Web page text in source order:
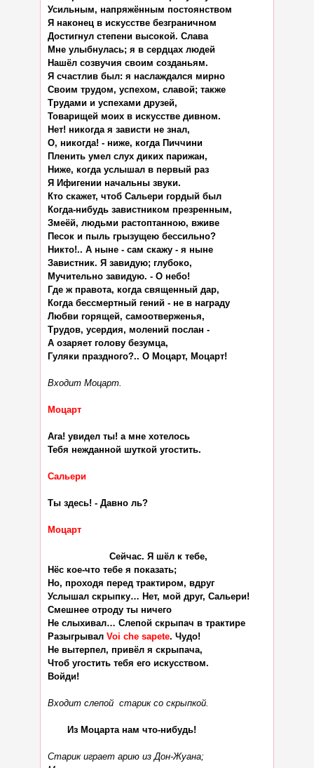
Усильным, напряжённым постоянством
Я наконец в искусстве безграничном
Достигнул степени высокой. Слава
Мне улыбнулась; я в сердцах людей
Нашёл созвучия своим созданьям.
Я счастлив был: я наслаждался мирно
Своим трудом, успехом, славой; также
Трудами и успехами друзей,
Товарищей моих в искусстве дивном.
Нет! никогда я зависти не знал,
О, никогда! - ниже, когда Пиччини
Пленить умел слух диких парижан,
Ниже, когда услышал в первый раз
Я Ифигении начальны звуки.
Кто скажет, чтоб Сальери гордый был
Когда-нибудь завистником презренным,
Змеёй, людьми растоптанною, вживе
Песок и пыль грызущею бессильно?
Никто!.. А ныне - сам скажу - я ныне
Завистник. Я завидую; глубоко,
Мучительно завидую. - О небо!
Где ж правота, когда священный дар,
Когда бессмертный гений - не в награду
Любви горящей, самоотверженья,
Трудов, усердия, молений послан -
А озаряет голову безумца,
Гуляки праздного?.. О Моцарт, Моцарт!
Входит Моцарт.
Моцарт
Ага! увидел ты! а мне хотелось
Тебя нежданной шуткой угостить.
Сальери
Ты здесь! - Давно ль?
Моцарт
                      Сейчас. Я шёл к тебе,
Нёс кое-что тебе я показать;
Но, проходя перед трактиром, вдруг
Услышал скрыпку… Нет, мой друг, Сальери!
Смешнее отроду ты ничего
Не слыхивал… Слепой скрыпач в трактире
Разыгрывал Voi che sapete. Чудо!
Не вытерпел, привёл я скрыпача,
Чтоб угостить тебя его искусством.
Войди!
Входит слепой  старик со скрыпкой.
       Из Моцарта нам что-нибудь!
Старик играет арию из Дон-Жуана;